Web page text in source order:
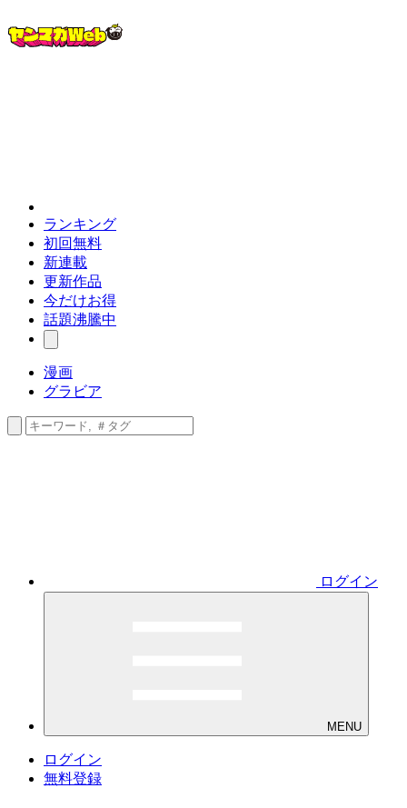
ランキング
初回無料
新連載
更新作品
今だけお得
話題沸騰中
漫画
グラビア
ログイン
MENU
ログイン
無料登録